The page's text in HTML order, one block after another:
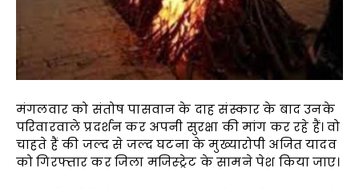
मंगलवार को संतोष पासवान के दाह संस्कार के बाद उनके
परिवारवाले प्रदर्शन कर अपनी सुरक्षा की मांग कर रहे हैं। वो
चाहते हैं की जल्द से जल्द घटना के मुख्यारोपी अजित यादव
को गिरफ्तार कर जिला मजिस्ट्रेट के सामने पेश किया जाए।